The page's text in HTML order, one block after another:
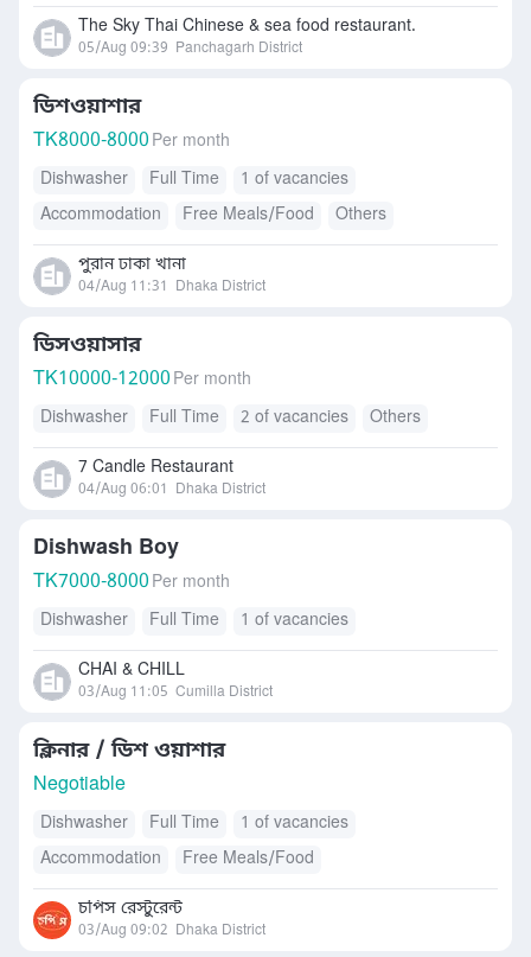
Accommodation
The Sky Thai Chinese & sea food restaurant.
05/Aug 09:39 Panchagarh District
ডিশওয়াশার
TK8000-8000 Per month
Dishwasher
Full Time
1 of vacancies
Accommodation
Free Meals/Food Others
পুরান ঢাকা খানা
04/Aug 11:31 Dhaka District
ডিসওয়াসার
TK10000-12000 Per month
Dishwasher
Full Time 2 of vacancies Others
7 Candle Restaurant
04/Aug 06:01 Dhaka District
Dishwash Boy
TK7000-8000 Per month
Dishwasher
Full Time 1 of vacancies
CHAI & CHILL
03/Aug 11:05 Cumilla District
ক্লিনার / ডিশ ওয়াশার
Negotiable
Dishwasher Full Time
1 of vacancies
Accommodation
Free Meals/Food
চপিস রেস্টুরেন্ট
03/Aug 09:02 Dhaka District